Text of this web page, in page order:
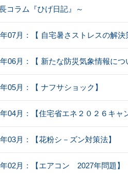
コラム『ひげ日記』～
07月：【 自宅暑さストレスの解決
06月：【 新たな防災気象情報につ
05月：【 ナフサショック】
04月：【住宅省エネ２０２６キャ
03月：【花粉シ－ズン対策法】
02月：【エアコン 2027年問題】